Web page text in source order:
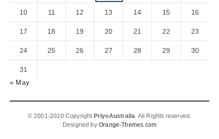
10 11 12 13 14 15 16
17 18 19 20 21 22 23
24 25 26 27 28 29 30
31
« May
© 2001-2020 Copyright PriyoAustralia. All Rights reserved.
Designed byOrange-Themes.com